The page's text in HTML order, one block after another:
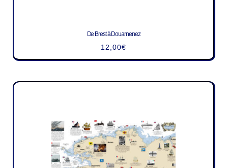
De Brest à Douarnenez
12,00€